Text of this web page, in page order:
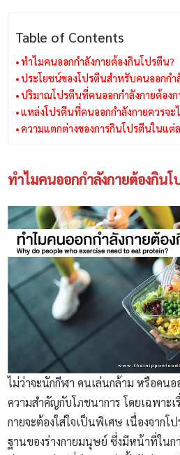
Table of Contents
ทำไมคนออกกำลังกายต้องกินโปรตีน?
ประโยชน์ของโปรตีนสำหรับคนออกกำ
ปริมาณโปรตีนที่คนออกกำลังกายต้องก
แหล่งโปรตีนที่คนออกกำลังกายควรจะ
ความแตกต่างของการกินโปรตีนในแต่
ทำไมคนออกกำลังกายต้องกินโ
ไม่ว่าจะนักกีฬา คนเล่นกล้าม หรือคนอ
ความสำคัญกับโภชนาการ โดยเฉพาะ
กายจะต้องใส่ใจเป็นพิเศษ เนื่องจาก
ฐานของร่างกายมนุษย์ ซึ่งมีหน้าที่ในก